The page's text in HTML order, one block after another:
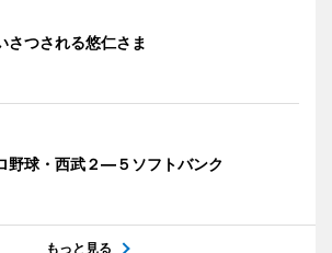
さつされる悠仁さま
野球・西武２―５ソフトバンク
もっと見る